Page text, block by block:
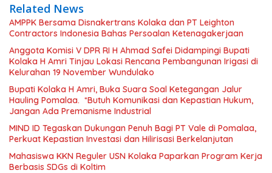
Related News
AMPPK Bersama Disnakertrans Kolaka dan PT Leighton
Contractors Indonesia Bahas Persoalan Ketenagakerjaan
Anggota Komisi V DPR RI H Ahmad Safei Didampingi Bupati
Kolaka H Amri Tinjau Lokasi Rencana Pembangunan Irigasi di
Kelurahan 19 November Wundulako
Bupati Kolaka H Amri, Buka Suara Soal Ketegangan Jalur
Hauling Pomalaa. *Butuh Komunikasi dan Kepastian Hukum,
Jangan Ada Premanisme Industrial
MIND ID Tegaskan Dukungan Penuh Bagi PT Vale di Pomalaa,
Perkuat Kepastian Investasi dan Hilirisasi Berkelanjutan
Mahasiswa KKN Reguler USN Kolaka Paparkan Program Kerja
Berbasis SDGs di Koltim